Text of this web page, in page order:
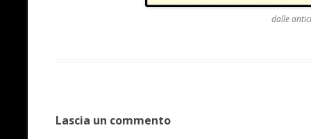
dalle
Lascia un commento